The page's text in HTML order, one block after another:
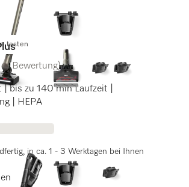
testen
(1 Bewertung)
| bis zu 140 min Laufzeit |
| HEPA
in ca. 1 - 3 Werktagen bei Ihnen